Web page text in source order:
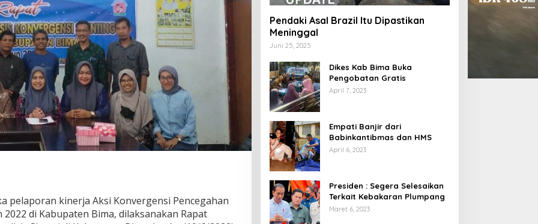
pelaporan kinerja Aksi Konvergensi Pencegahan
di Kabupaten Bima, dilaksanakan Rapat
Pendaki Asal Brazil Itu Dipastikan
Meninggal
Juni 25, 2025
Dikes Kab Bima Buka
Pengobatan Gratis
April 7, 2023
Empati Banjir dari
Babinkantibmas dan HMS
April 6, 2023
Presiden : Segera Selesaikan
Terkait Kebakaran Plumpang
Maret 6, 2023